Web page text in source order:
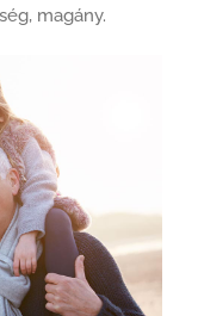
magány.